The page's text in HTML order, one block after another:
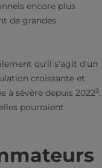
encore plus
de grandes
qu'il s'agit d'un
croissante et
à sévère depuis 20223.
pourraient